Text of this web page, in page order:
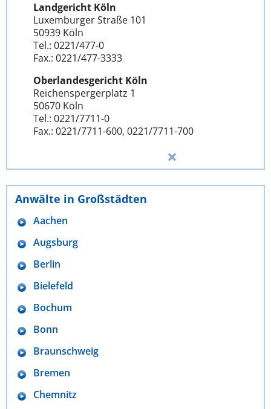
Landgericht Köln
Luxemburger Straße 101
50939 Köln
Tel.: 0221/477-0
Fax.: 0221/477-3333
Oberlandesgericht Köln
Reichenspergerplatz 1
50670 Köln
Tel.: 0221/7711-0
Fax.: 0221/7711-600, 0221/7711-700
Anwälte in Großstädten
Aachen
Augsburg
Berlin
Bielefeld
Bochum
Bonn
Braunschweig
Bremen
Chemnitz